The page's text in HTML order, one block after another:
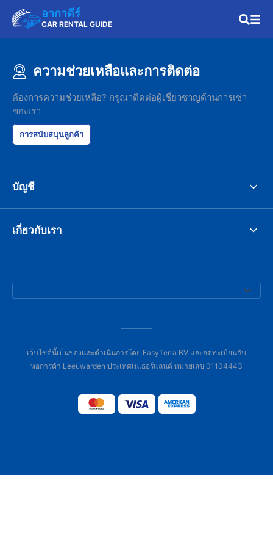
อากาดีร์
CAR RENTAL GUIDE
ความช่วยเหลือและการติดต่อ
ต้องการความช่วยเหลือ? กรุณาติดต่อผู้เชี่ยวชาญด้านการเช่า
ของเรา
การสนับสนุนลูกค้า
บัญชี
เกี่ยวกับเรา
เว็บไซต์นี้เป็นของและดำเนินการโดย EasyTerra BV และจดทะเบียนกับ
หอการค้า Leeuwarden ประเทศเนเธอร์แลนด์ หมายเลข 01104443